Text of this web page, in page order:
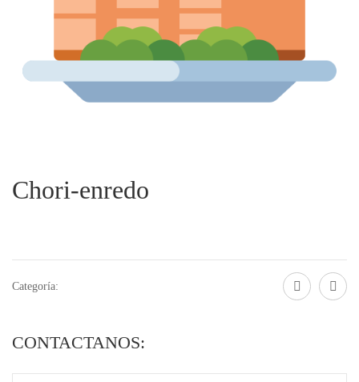
Chori-enredo
Categoría:
CONTACTANOS: